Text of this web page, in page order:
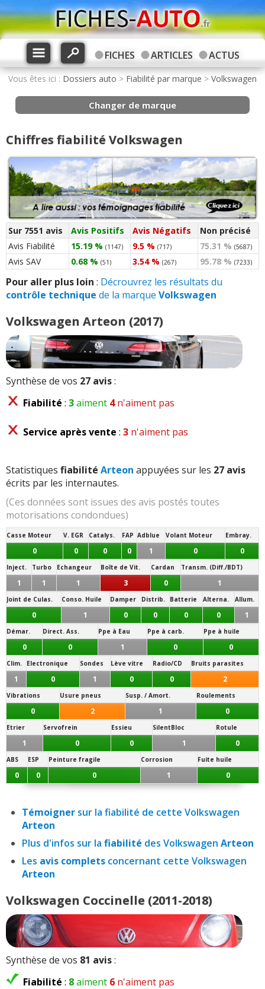
FICHES ARTICLES ACTUS
Vous êtes ici : Dossiers auto > Fiabilité par marque > Volkswagen
Changer de marque
Chiffres fiabilité Volkswagen
Sur 7551 avis Avis Positifs Avis Négatifs
Non précisé
Avis Fiabilité
15.19 % (1147) 9.5 % (717) 75.31 % (5687)
Avis SAV 0.68 % (51) 3.54 % (267) 95.78 % (7233)
Pour aller plus loin : Décrouvrez les résultats du
contrôle technique de la marque Volkswagen
Volkswagen Arteon (2017)
Synthèse de vos 27 avis:
Fiabilité : 3aiment 4n'aiment pas
Service après vente : 3 n'aiment pas
Statistiques fiabilité Arteon appuyées sur les 27 avis
écrits par les internautes.
(Ces données sont issues des avis postés toutes
motorisations condondues)
Casse Moteur V. EGR Catalys. FAP Adblue Volant Moteur Embray.
0 0 0 0 1 0 0
Inject. Turbo Echangeur Boîte de Vit. Cardan Transm. (Diff./BDT)
1 1 1 3 0 1
Joint de Culas. Conso. Huile Damper Distrib. Batterie Alterna. Allum.
0 1 0 0 0 0 1
Démar. Direct. Ass. Ppe à Eau Ppe à carb. Ppe à huile
0 0 1 0 0
Clim. Electronique Sondes Lève vitre Radio/CD Bruits parasites
1 0 1 0 0 2
Vibrations Usure pneus Susp. / Amort. Roulements
0 2 1 0
Etrier Servofrein Essieu SilentBloc Rotule
1 0 0 1 0
ABS ESP Peinture fragile Corrosion Fuite huile
0 0 0 1 0
Témoigner sur la fiabilité de cette Volkswagen
Arteon
Plus d'infos sur la fiabilité des Volkswagen Arteon
Les avis complets concernant cette Volkswagen
Arteon
Volkswagen Coccinelle (2011-2018)
Synthèse de vos 81 avis:
Fiabilité : 8aiment 6 n'aiment pas